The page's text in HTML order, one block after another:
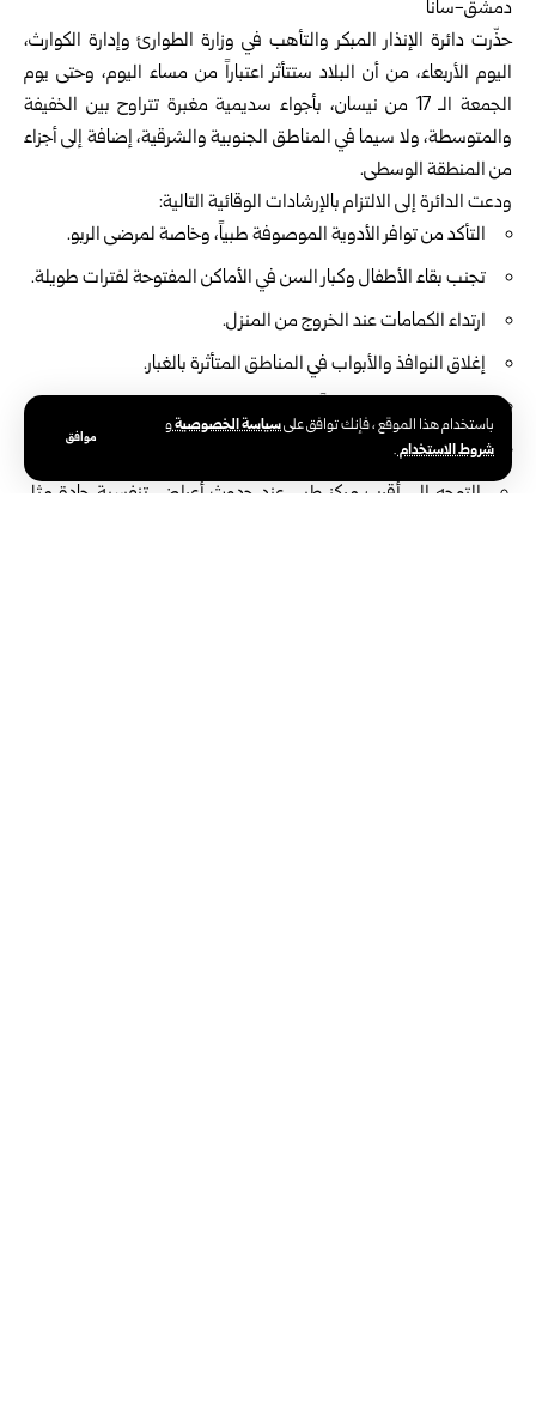
باستخدام هذا الموقع ، فإنك توافق علىسياسة الخصوصيةو
شروط الاستخدام.
موافق
دمشق-سانا
حذّرت دائرة الإنذار المبكر والتأهب في وزارة الطوارئ وإدارة الكوارث،
اليوم الأربعاء، من أن البلاد ستتأثر اعتباراً من مساء اليوم، وحتى يوم
الجمعة الـ 17 من نيسان، بأجواء سديمية مغبرة تتراوح بين الخفيفة
والمتوسطة، ولا سيما في المناطق الجنوبية والشرقية، إضافة إلى أجزاء
من المنطقة الوسطى.
ودعت الدائرة إلى الالتزام بالإرشادات الوقائية التالية:
التأكد من توافر الأدوية الموصوفة طبياً، وخاصة لمرضى الربو.
تجنب بقاء الأطفال وكبار السن في الأماكن المفتوحة لفترات طويلة.
ارتداء الكمامات عند الخروج من المنزل.
إغلاق النوافذ والأبواب في المناطق المتأثرة بالغبار.
القيادة بحذر وتخفيف السرعة بسبب تدني مستوى الرؤية.
التوجه إلى أقرب مركز طبي عند حدوث أعراض تنفسية حادة مثل